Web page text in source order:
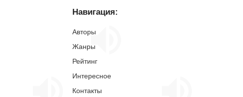
Навигация:
Авторы
Жанры
Рейтинг
Интересное
Контакты